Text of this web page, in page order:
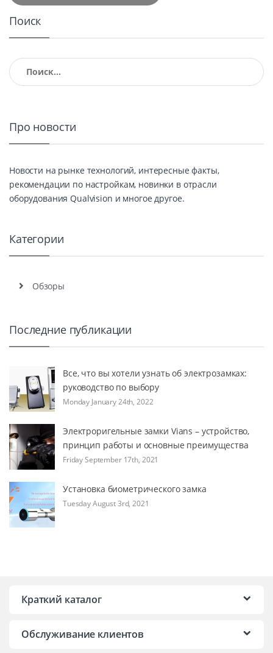
Поиск
Найти:
Про новости
Новости на рынке технологий, интересные факты,
рекомендации по настройкам, новинки в отрасли
оборудования Qualvision и многое другое.
Категории
Обзоры
Последние публикации
Все, что вы хотели узнать об электрозамках:
руководство по выбору
Monday January 24th, 2022
Электроригельные замки Vians – устройство,
принцип работы и основные преимущества
Friday September 17th, 2021
Установка биометрического замка
Tuesday August 3rd, 2021
Краткий каталог
Обслуживание клиентов